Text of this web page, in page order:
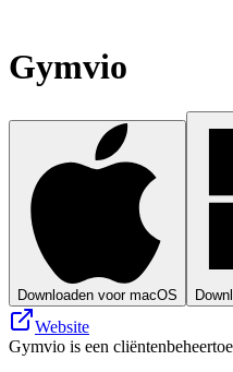
Gymvio
Downloaden voor macOS
Website
Gymvio is een